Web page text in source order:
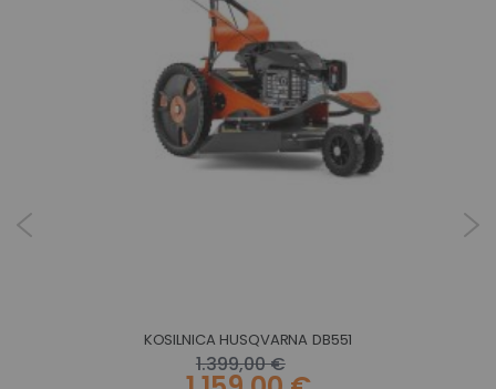
KOSILNICA HUSQVARNA DB551
1.399,00 €